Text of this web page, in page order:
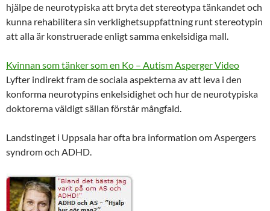
hjälpe de neurotypiska att bryta det stereotypa tänkandet och
kunna rehabilitera sin verklighetsuppfattning runt stereotypin
att alla är konstruerade enligt samma enkelsidiga mall.
Kvinnan som tänker som en Ko – Autism Asperger Video
Lyfter indirekt fram de sociala aspekterna av att leva i den
konforma neurotypins enkelsidighet och hur de neurotypiska
doktorerna väldigt sällan förstår mångfald.
Landstinget i Uppsala har ofta bra information om Aspergers
syndrom och ADHD.